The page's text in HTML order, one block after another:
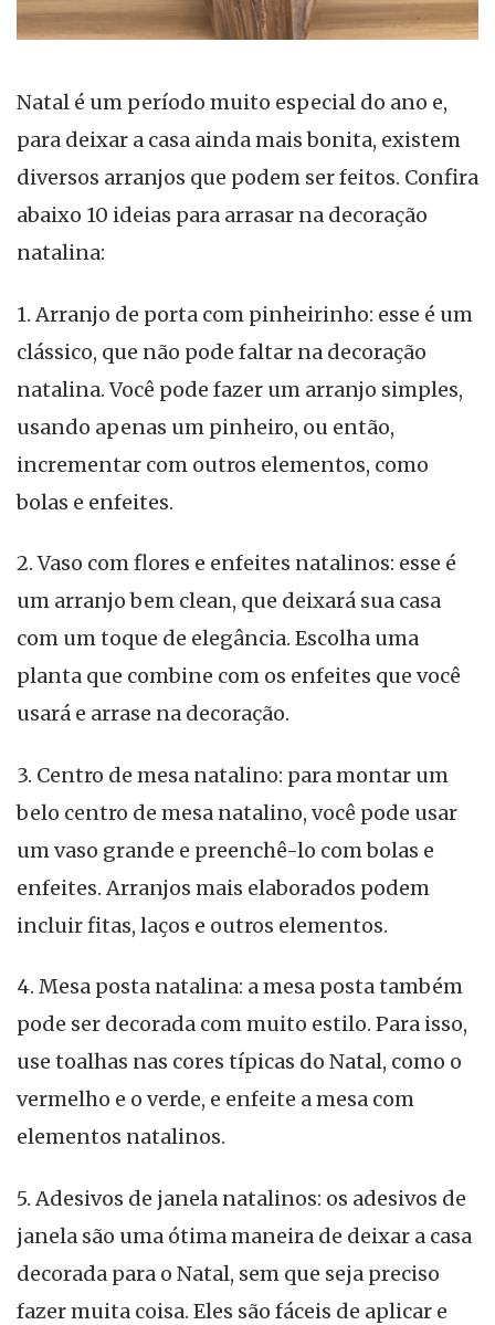
Natal é um período muito especial do ano e,
para deixar a casa ainda mais bonita, existem
diversos arranjos que podem ser feitos. Confira
abaixo 10 ideias para arrasar na decoração
natalina:
1. Arranjo de porta com pinheirinho: esse é um
clássico, que não pode faltar na decoração
natalina. Você pode fazer um arranjo simples,
usando apenas um pinheiro, ou então,
incrementar com outros elementos, como
bolas e enfeites.
2. Vaso com flores e enfeites natalinos: esse é
um arranjo bem clean, que deixará sua casa
com um toque de elegância. Escolha uma
planta que combine com os enfeites que você
usará e arrase na decoração.
3. Centro de mesa natalino: para montar um
belo centro de mesa natalino, você pode usar
um vaso grande e preenchê-lo com bolas e
enfeites. Arranjos mais elaborados podem
incluir fitas, laços e outros elementos.
4. Mesa posta natalina: a mesa posta também
pode ser decorada com muito estilo. Para isso,
use toalhas nas cores típicas do Natal, como o
vermelho e o verde, e enfeite a mesa com
elementos natalinos.
5. Adesivos de janela natalinos: os adesivos de
janela são uma ótima maneira de deixar a casa
decorada para o Natal, sem que seja preciso
fazer muita coisa. Eles são fáceis de aplicar e